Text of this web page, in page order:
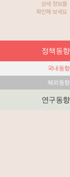
상세 정보를
확인해 보세요
정책동향
국내동향
해외동향
연구동향